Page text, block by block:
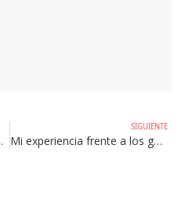
amazónica
SIGUIENTE
Mi experiencia frente a los gorilas de montaña en Uganda